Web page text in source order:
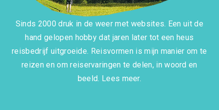
Sinds 2000 druk in de weer met websites. Een uit de
hand gelopen hobby dat jaren later tot een heus
reisbedrijf uitgroeide. Reisvormen is mijn manier om te
reizen en om reiservaringen te delen, in woord en
beeld. Lees meer.